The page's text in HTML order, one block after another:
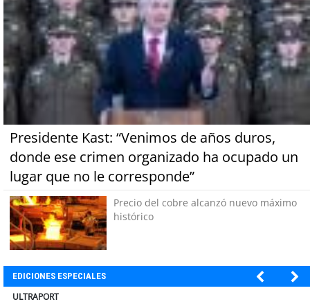
Presidente Kast: “Venimos de años duros,
donde ese crimen organizado ha ocupado un
lugar que no le corresponde”
Precio del cobre alcanzó nuevo máximo
histórico
EDICIONES ESPECIALES
BANCO DE CHILE